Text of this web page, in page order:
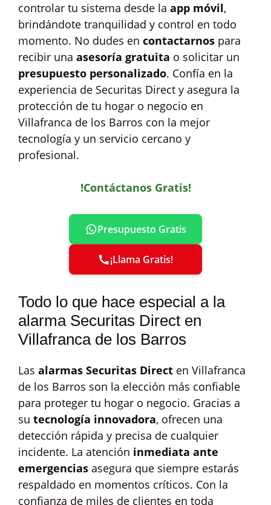
controlar tu sistema desde la app móvil,
brindándote tranquilidad y control en todo
momento. No dudes en contactarnos para
recibir una asesoría gratuita o solicitar un
presupuesto personalizado. Confía en la
experiencia de Securitas Direct y asegura la
protección de tu hogar o negocio en
Villafranca de los Barros con la mejor
tecnología y un servicio cercano y
profesional.
!Contáctanos Gratis!
Presupuesto Gratis
¡Llama Gratis!
Todo lo que hace especial a la
alarma Securitas Direct en
Villafranca de los Barros
Las alarmas Securitas Direct en Villafranca
de los Barros son la elección más confiable
para proteger tu hogar o negocio. Gracias a
su tecnología innovadora, ofrecen una
detección rápida y precisa de cualquier
incidente. La atención inmediata ante
emergencias asegura que siempre estarás
respaldado en momentos críticos. Con la
confianza de miles de clientes en toda